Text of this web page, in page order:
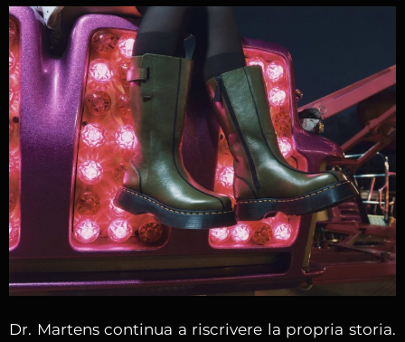
Dr. Martens continua a riscrivere la propria storia.